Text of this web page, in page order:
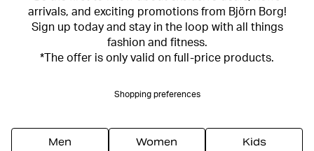
arrivals, and exciting promotions from Björn Borg!
Sign up today and stay in the loop with all things
fashion and fitness.
*The offer is only valid on full-price products.
Shopping preferences
Men Women Kids